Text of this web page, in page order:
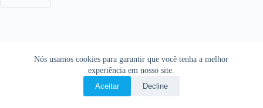
Nós usamos cookies para garantir que você tenha a melhor
experiência em nosso site.
Aceitar
Decline
Copyright © 2026 • O Livro Sagrado • Bíblia Online •